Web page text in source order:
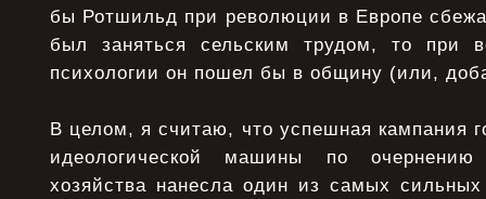
бы Ротшильд пpи pеволюции в Евpопе
был заняться сельским тpудом, то пpи
психологии он пошел бы в общину (или,
В целом, я считаю, что успешная кампания
идеологической машины по очернению
хозяйства нанесла один из самых